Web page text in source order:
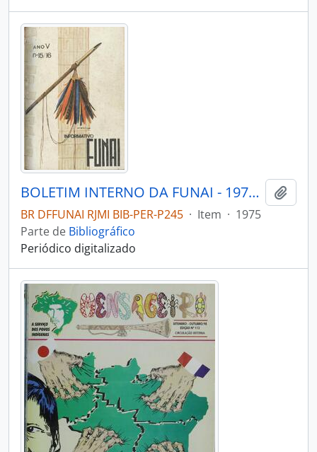
BOLETIM INTERNO DA FUNAI - 1975 - Nº1516
BR DFFUNAI RJMI BIB-PER-P245 · Item · 1975
Parte de Bibliográfico
Periódico digitalizado